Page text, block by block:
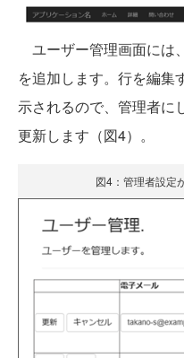
ユーザー管理画面には
を追加します。行を編集
示されるので、管理者に
更新します（図4）。
図4：管理者設定